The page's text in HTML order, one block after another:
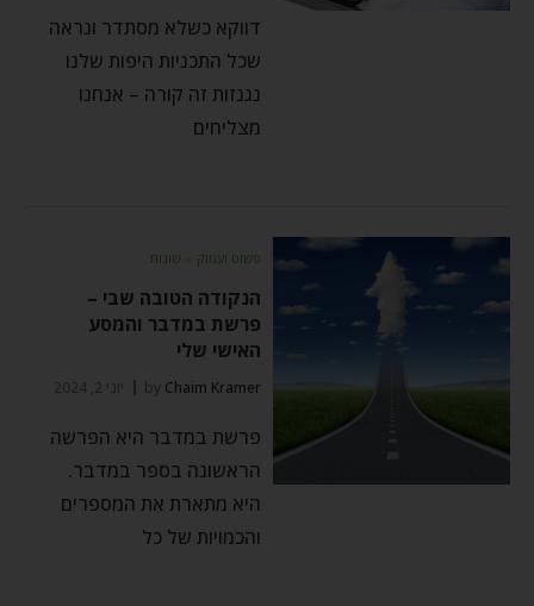
דווקא כשלא מסתדר ונראה
שכל התכניות היפות שלנו
נגנזות זה קורה – אנחנו
מצליחים
פשוט ועמוק ⬦ שונות
הנקודה הטובה שבי –
פרשת במדבר והמסע
האישי שלי
by Chaim Kramer יוני 2, 2024
פרשת במדבר היא הפרשה
הראשונה בספר במדבר.
היא מתארת את המספרים
והכמויות של כל